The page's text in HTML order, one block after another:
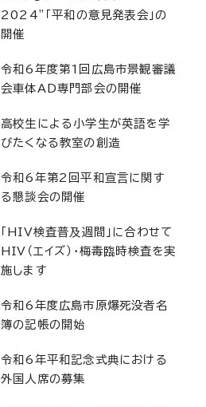
2024”「平和の意見発表会」の
開催
令和6年度第1回広島市景観審議
会車体AD専門部会の開催
高校生による小学生が英語を学
びたくなる教室の創造
令和6年第2回平和宣言に関す
る懇談会の開催
「HIV検査普及週間」に合わせて
HIV（エイズ）・梅毒臨時検査を実
施します
令和6年度広島市原爆死没者名
簿の記帳の開始
令和6年平和記念式典における
外国人席の募集